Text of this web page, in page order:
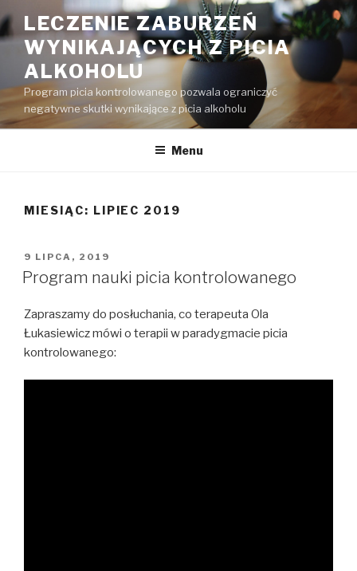
do
treści
LECZENIE ZABURZEŃ
WYNIKAJĄCYCH Z PICIA
ALKOHOLU
Program picia kontrolowanego pozwala ograniczyć
negatywne skutki wynikające z picia alkoholu
Menu
MIESIĄC: LIPIEC 2019
OPUBLIKOWANE
W
9 LIPCA, 2019
Program nauki picia kontrolowanego
Zapraszamy do posłuchania, co terapeuta Ola
Łukasiewicz mówi o terapii w paradygmacie picia
kontrolowanego: